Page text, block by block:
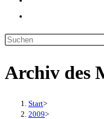
Archiv des
Start>
2009>